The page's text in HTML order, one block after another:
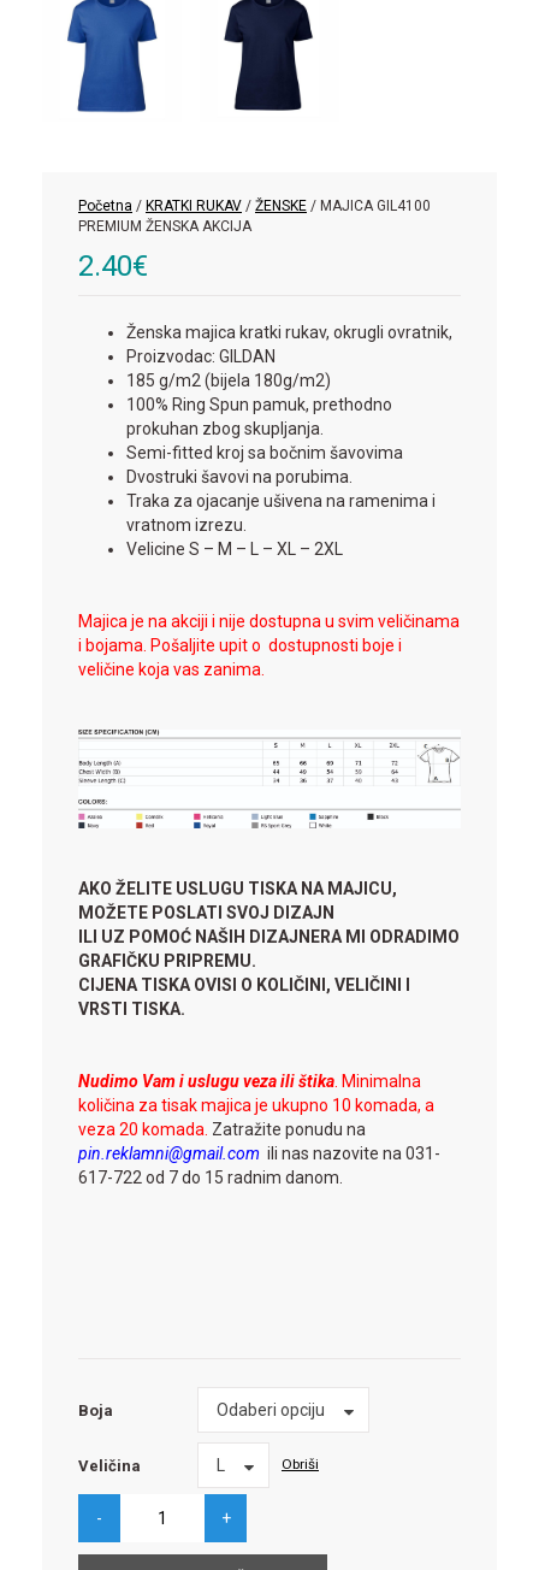
Početna / KRATKI RUKAV / ŽENSKE / MAJICA GIL4100
PREMIUM ŽENSKA AKCIJA
2.40€
Ženska majica kratki rukav, okrugli ovratnik,
Proizvodac: GILDAN
185 g/m2 (bijela 180g/m2)
100% Ring Spun pamuk, prethodno
prokuhan zbog skupljanja.
Semi-fitted kroj sa bočnim šavovima
Dvostruki šavovi na porubima.
Traka za ojacanje ušivena na ramenima i
vratnom izrezu.
Velicine S – M – L – XL – 2XL
Majica je na akciji i nije dostupna u svim veličinama
i bojama. Pošaljite upit o dostupnosti boje i
veličine koja vas zanima.
AKO ŽELITE USLUGU TISKA NA MAJICU,
MOŽETE POSLATI SVOJ DIZAJN
ILI UZ POMOĆ NAŠIH DIZAJNERA MI ODRADIMO
GRAFIČKU PRIPREMU.
CIJENA TISKA OVISI O KOLIČINI, VELIČINI I
VRSTI TISKA.
Nudimo Vam i uslugu veza ili štika . Minimalna
količina za tisak majica je ukupno 10 komada, a
veza 20 komada. Zatražite ponudu na
pin.reklamni@gmail.com ili nas nazovite na 031-
617-722 od 7 do 15 radnim danom.
Boja Odaberi opciju
Boja
Veličina Veličina Obriši